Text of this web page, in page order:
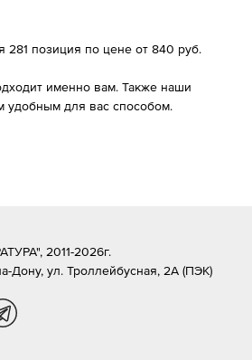
281 позиция по цене от 840 руб.
именно вам. Также наши
удобным для вас способом.
2011-2026г.
Дону, ул. Троллейбусная, 2А (ПЭК)